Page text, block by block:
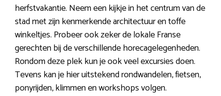
herfstvakantie. Neem een kijkje in het centrum van de
stad met zijn kenmerkende architectuur en toffe
winkeltjes. Probeer ook zeker de lokale Franse
gerechten bij de verschillende horecagelegenheden.
Rondom deze plek kun je ook veel excursies doen.
Tevens kan je hier uitstekend rondwandelen, fietsen,
ponyrijden, klimmen en workshops volgen.